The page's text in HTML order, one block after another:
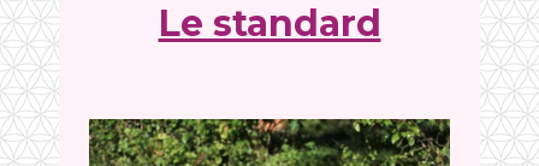
Le standard